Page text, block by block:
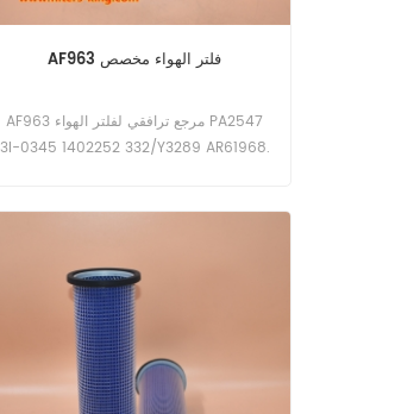
AF963 فلتر الهواء مخصص
AF963 مرجع ترافقي لفلتر الهواء PA2547
3I-0345 1402252 332/Y3289 AR61968.